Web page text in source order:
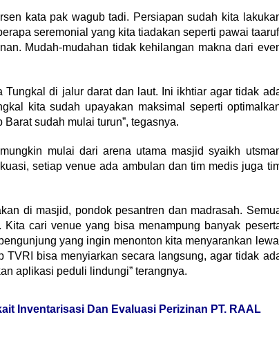
kata pak wagub tadi. Persiapan sudah kita
seremonial yang kita tiadakan seperti pawai
Mudah-mudahan tidak kehilangan makna dari
di jalur darat dan laut. Ini ikhtiar agar tidak
kita sudah upayakan maksimal seperti
sudah mulai turun”, tegasnya.
mulai dari arena utama masjid syaikh
setiap venue ada ambulan dan tim medis juga
di masjid, pondok pesantren dan madrasah.
cari venue yang bisa menampung banyak
yang ingin menonton kita menyarankan
TVRI bisa menyiarkan secara langsung, agar tidak
aplikasi peduli lindungi” terangnya.
Inventarisasi Dan Evaluasi Perizinan PT. RAAL